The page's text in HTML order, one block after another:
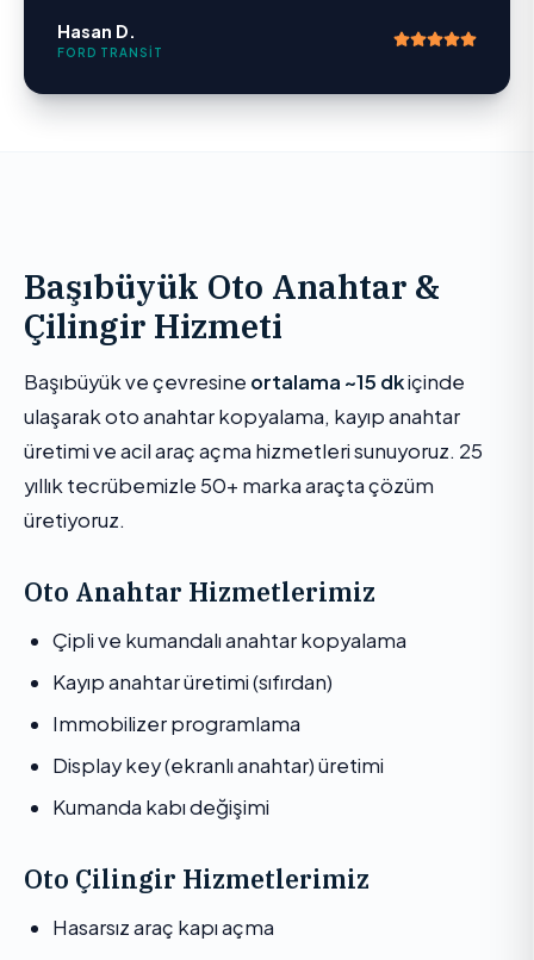
Hasan D.
FORD TRANSIT
Başıbüyük Oto Anahtar &
Çilingir Hizmeti
Başıbüyük ve çevresine ortalama ~15 dkiçinde
ulaşarak oto anahtar kopyalama, kayıp anahtar
üretimi ve acil araç açma hizmetleri sunuyoruz. 25
yıllık tecrübemizle 50+ marka araçta çözüm
üretiyoruz.
Oto Anahtar Hizmetlerimiz
Çipli ve kumandalı anahtar kopyalama
Kayıp anahtar üretimi (sıfırdan)
Immobilizer programlama
Display key (ekranlı anahtar) üretimi
Kumanda kabı değişimi
Oto Çilingir Hizmetlerimiz
Hasarsız araç kapı açma